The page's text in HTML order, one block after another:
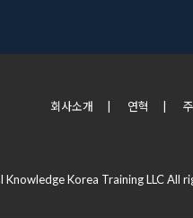
회사소개 연혁
Korea Training LLC All